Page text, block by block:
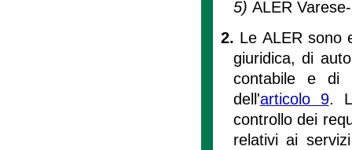
5) ALER
2. Le ALER sono
giuridica, di
contabile e di
dell'articolo 9.
controllo dei
relativi ai